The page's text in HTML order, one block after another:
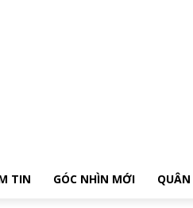
TIN GÓC NHÌN MỚI